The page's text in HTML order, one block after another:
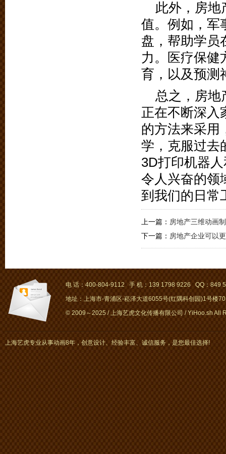
此外，房地
值。例如，军
盘，帮助学员
力。医疗保健
育，以及预测
总之，房地
正在不断深入
的方法来采用
学，克服过去
3D打印机器
令人兴奋的领
到我们的日常
上一篇： 房地产三维动画
下一篇： 房地产企业可以
电 话：400-804-9112 手 机：139 1798 9226 QQ：849
地址：上海市-青浦区-崧泽大道6055号(红隅科创园)1号楼
© 2009～2025 / 上海艺虎文化传播有限公司 / YiHoo.sh All
上海艺虎专业从事动画8年，创意设计、经验丰富、诚信服务，是您最佳选择!